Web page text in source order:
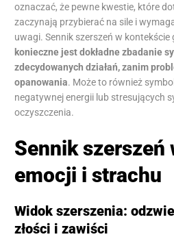
oznaczać, że pewne kwestie, które
zaczynają przybierać na sile i
uwagi. Sennik szerszeń w kontekście
konieczne jest dokładne zbadanie
zdecydowanych działań, zanim
opanowania. Może to również
negatywnej energii lub stresujących
oczyszczenia.
Sennik szerszeń
emocji i strachu
Widok szerszenia:
złości i zawiści